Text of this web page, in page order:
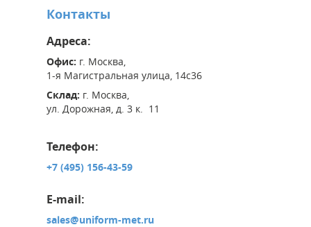
Контакты
Адреса:
Офис: г. Москва,
1-я Магистральная улица, 14с36
Склад: г. Москва,
ул. Дорожная, д. 3 к. 11
Телефон:
+7 (495) 156-43-59
E-mail:
sales@uniform-met.ru